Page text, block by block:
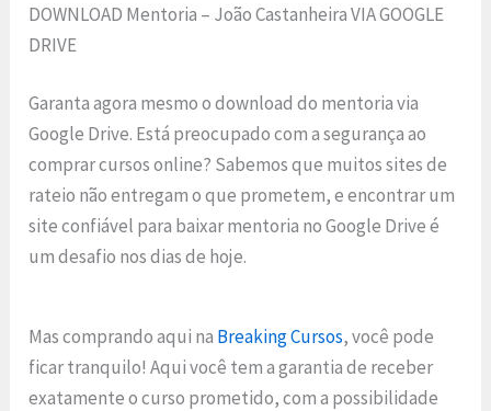
DOWNLOAD Mentoria – João Castanheira VIA GOOGLE
DRIVE
Garanta agora mesmo o download do mentoria via
Google Drive. Está preocupado com a segurança ao
comprar cursos online? Sabemos que muitos sites de
rateio não entregam o que prometem, e encontrar um
site confiável para baixar mentoria no Google Drive é
um desafio nos dias de hoje.
Mas comprando aqui na Breaking Cursos, você pode
ficar tranquilo! Aqui você tem a garantia de receber
exatamente o curso prometido, com a possibilidade